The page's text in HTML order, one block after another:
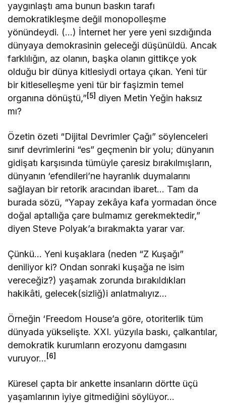
yaygınlaştı ama bunun baskın tarafı
demokratikleşme değil monopolleşme
yönündeydi. (…) İnternet her yere yeni sızdığında
dünyaya demokrasinin geleceği düşünüldü. Ancak
farklılığın, az olanın, başka olanın gittikçe yok
olduğu bir dünya kitlesiydi ortaya çıkan. Yeni tür
bir kitleselleşme yeni tür bir faşizmin temel
organına dönüştü,”[5] diyen Metin Yeğin haksız
mı?
Özetin özeti “Dijital Devrimler Çağı” söylenceleri
sınıf devrimlerini “es” geçmenin bir yolu; dünyanın
gidişatı karşısında tümüyle çaresiz bırakılmışların,
dünyanın ‘efendileri’ne hayranlık duymalarını
sağlayan bir retorik aracından ibaret… Tam da
burada sözü, “Yapay zekâya kafa yormadan önce
doğal aptallığa çare bulmamız gerekmektedir,”
diyen Steve Polyak’a bırakmakta yarar var.
Çünkü… Yeni kuşaklara (neden “Z Kuşağı”
deniliyor ki? Ondan sonraki kuşağa ne isim
vereceğiz?) yaşamak zorunda bırakıldıkları
hakikâti, gelecek(sizliğ)i anlatmalıyız…
Örneğin ‘Freedom House’a göre, otoriterlik tüm
dünyada yükselişte. XXI. yüzyıla baskı, çalkantılar,
demokratik kurumların erozyonu damgasını
vuruyor… [6]
Küresel çapta bir ankette insanların dörtte üçü
yaşamlarının iyiye gitmediğini söylüyor…